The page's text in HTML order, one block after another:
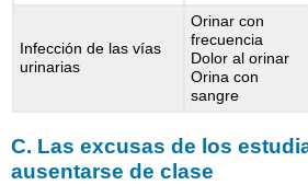
Infección de las vías
urinarias
Orinar con
frecuencia
Dolor al orinar
Orina con
sangre
C. Las excusas de los
ausentarse de clase